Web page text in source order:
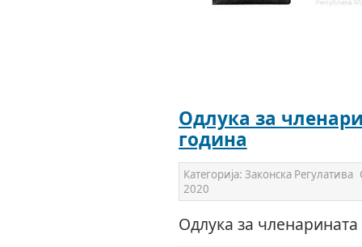
Одлука за
година
Категорија: Законска Регулатива
2020
Одлука за